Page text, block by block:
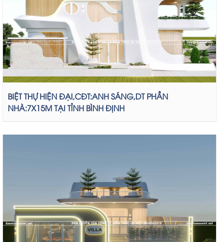
BIỆT THỰ HIỆN ĐẠI,CĐT:ANH SÁNG,DT PHẦN
NHÀ:7X15M TẠI TỈNH BÌNH ĐỊNH